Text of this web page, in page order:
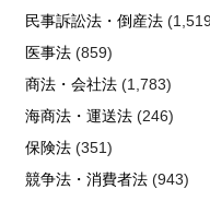
民事訴訟法・倒産法
医事法(859)
商法・会社法(1,783)
海商法・運送法(246)
保険法(351)
競争法・消費者法(943)